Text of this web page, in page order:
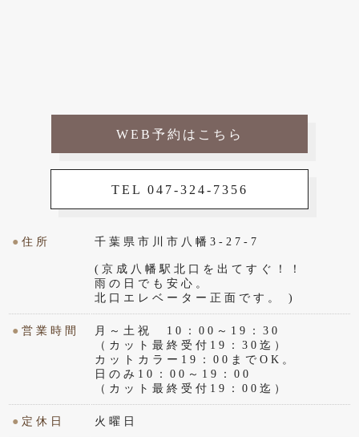
WEB予約はこちら
TEL 047-324-7356
●住所 千葉県市川市八幡3-27-7
(京成八幡駅北口を出てすぐ！！
雨の日でも安心。
北口エレベーター正面です。 )
●営業時間
月～土祝 10：00～19：30
（カット最終受付19：30迄）
カットカラー19：00までOK。
日のみ10：00～19：00
（カット最終受付19：00迄）
● 定休日 火曜日